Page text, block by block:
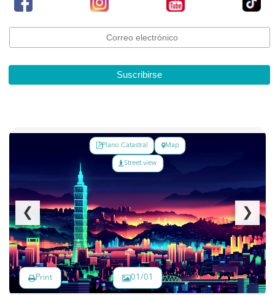
Suscribirse
❮ ❯
Plano Catastral Map
Street view
01/01
Print